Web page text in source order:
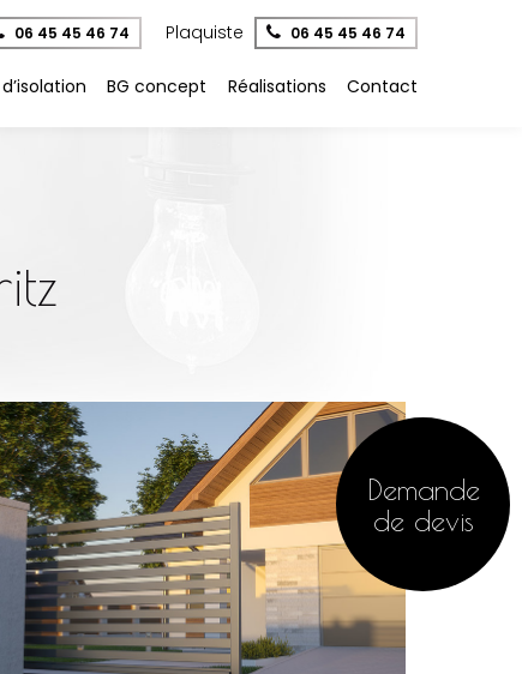
06 45 45 46 74 Plaquiste 06 45 45 46 74
BG concept Réalisations Contact
Demande
de devis